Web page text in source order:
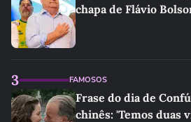
chapa de Flávio
3 FAMOSOS
Frase do dia de
chinês: 'Temos duas